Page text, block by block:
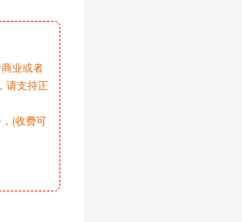
业或者
请支持正
(收费可